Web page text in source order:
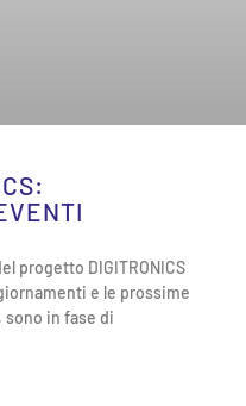
progetto DIGITRONICS
e le prossime
in fase di